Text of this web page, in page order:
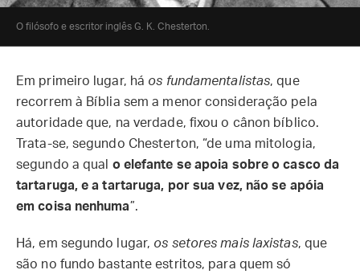
O filósofo e escritor inglês G. K. Chesterton.
Em primeiro lugar, há os fundamentalistas, que
recorrem à Bíblia sem a menor consideração pela
autoridade que, na verdade, fixou o cânon bíblico.
Trata-se, segundo Chesterton, “de uma mitologia,
segundo a qual o elefante se apoia sobre o casco da
tartaruga, e a tartaruga, por sua vez, não se apóia
em coisa nenhuma”.
Há, em segundo lugar, os setores mais laxistas, que
são no fundo bastante estritos, para quem só